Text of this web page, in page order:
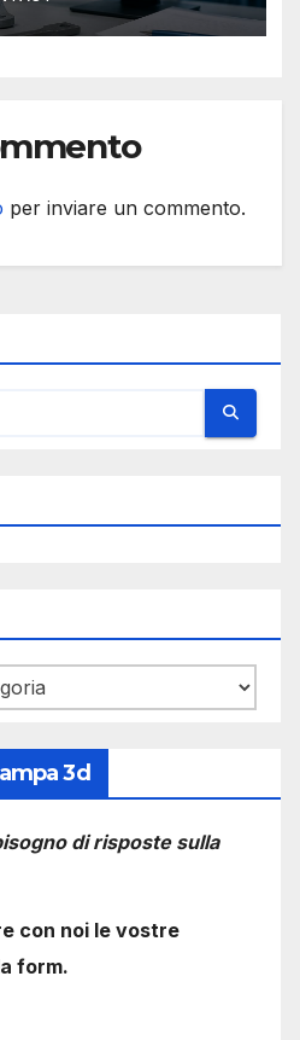
per inviare un commento.
3d
di risposte sulla
con noi le vostre
form.